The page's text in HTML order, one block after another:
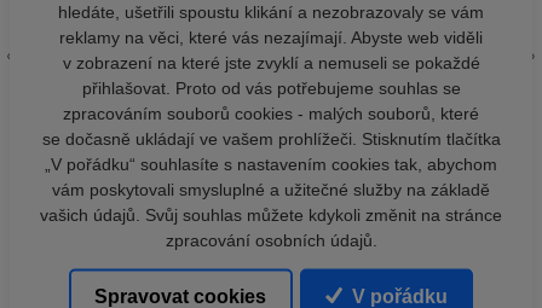
hledáte, ušetřili spoustu klikání a nezobrazovaly se vám
reklamy na věci, které vás nezajímají. Abyste web viděli
v zobrazení na které jste zvyklí a nemuseli se pokaždé
přihlašovat. Proto od vás potřebujeme souhlas se
zpracováním souborů cookies - malých souborů, které
se dočasně ukládají ve vašem prohlížeči. Stisknutím tlačítka
„V pořádku“ souhlasíte s nastavením cookies tak, abychom
vám poskytovali smysluplné a užitečné služby na základě
vašich údajů. Svůj souhlas můžete kdykoli změnit na stránce
zpracování osobních údajů.
Spravovat cookies V pořádku